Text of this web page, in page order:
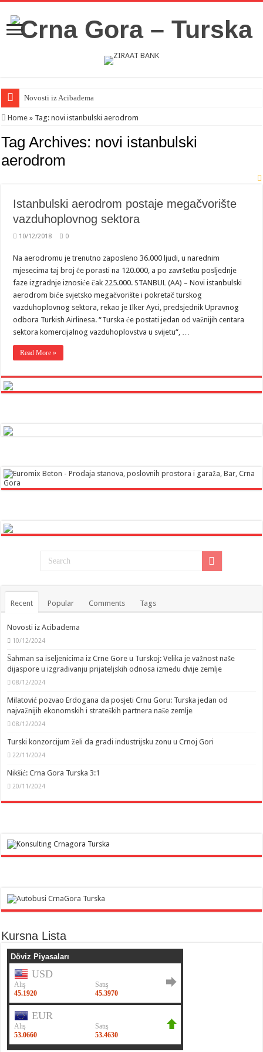
Novosti iz Acibadema
Home » Tag:novi istanbulski aerodrom
Tag Archives: novi istanbulski
aerodrom
Istanbulski aerodrom postaje megačvorište
vazduhoplovnog sektora
10/12/2018 0
Na aerodromu je trenutno zaposleno 36.000 ljudi, u narednim
mjesecima taj broj će porasti na 120.000, a po završetku posljednje
faze izgradnje iznosiće čak 225.000. STANBUL (AA) – Novi istanbulski
aerodrom biće svjetsko megačvorište i pokretač turskog
vazduhoplovnog sektora, rekao je Ilker Ayci, predsjednik Upravnog
odbora Turkish Airlinesa. “Turska će postati jedan od važnijih centara
sektora komercijalnog vazduhoplovstva u svijetu“, …
Read More »
Recent Popular Comments Tags
Novosti iz Acibadema
10/12/2024
Šahman sa iseljenicima iz Crne Gore u Turskoj: Velika je važnost naše
dijaspore u izgrađivanju prijateljskih odnosa između dvije zemlje
08/12/2024
Milatović pozvao Erdogana da posjeti Crnu Goru: Turska jedan od
najvažnijih ekonomskih i strateških partnera naše zemlje
08/12/2024
Turski konzorcijum želi da gradi industrijsku zonu u Crnoj Gori
22/11/2024
Nikšić: Crna Gora Turska 3:1
20/11/2024
Kursna Lista